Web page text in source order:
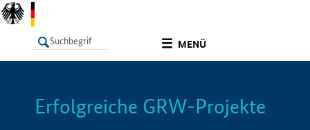
MENÜ
LISTE Info
Erfolgreiche GRW-Projekte